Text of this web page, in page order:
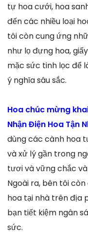
tự hoa cưới, hoa
đến các nhiều loại
tôi còn cung ứng
như lọ đựng hoa,
mặc sức tinh lọc để
ý nghĩa sâu sắc.
Hoa chúc mừng
Nhận Điện Hoa Tận
dùng các cành hoa
và xử lý gần trong
tươi và vững chắc
Ngoài ra, bên tôi
hoa tại nhà trên địa
bạn tiết kiệm ngân
sức.